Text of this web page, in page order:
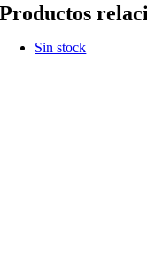
Productos
Sin stock